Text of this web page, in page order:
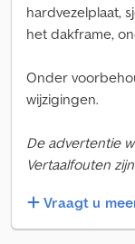
hardvezelplaat,
het dakframe,
Onder
wijzigingen.
De advertentie
Vertaalfouten
Vraagt u